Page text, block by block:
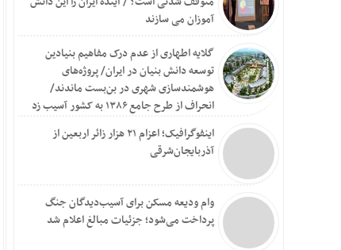
آموزان می سازند
گلایه اطهاری از عدم درک مفاهیم بنیادین
توسعه دانش بنیان در ایران/ پروژه‌های
هوشمندسازی شهری در بن‌بست ماندند/
انحراف از طرح جامع ۱۳۸۶ به کشور آسیب زد
اینفوگرافیک؛ اعزام ۲۱ هزار زائر اربعین از
آذربایجان‌شرقی
وام ودیعه مسکن برای آسیب‌دیدگان جنگ
پرداخت می‌شود؛ جزئیات مبالغ اعلام شد